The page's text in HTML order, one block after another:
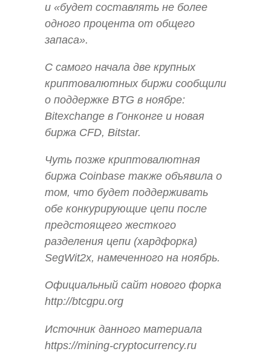
и «будет составлять не более
одного процента от общего
запаса».
С самого начала две крупных
криптовалютных биржи сообщили
о поддержке BTG в ноябре:
Bitexchange в Гонконге и новая
биржа CFD, Bitstar.
Чуть позже криптовалютная
биржа Coinbase также объявила о
том, что будет поддерживать
обе конкурирующие цепи после
предстоящего жесткого
разделения цепи (хардфорка)
SegWit2x, намеченного на ноябрь.
Официальный сайт нового форка
http://btcgpu.org
Источник данного материала
https://mining-cryptocurrency.ru